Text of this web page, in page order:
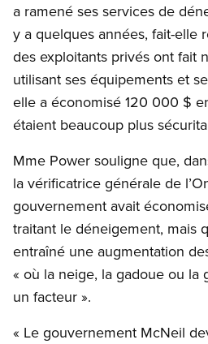
a ramené ses services de
y a quelques années, fait-elle
des exploitants privés ont fait
utilisant ses équipements et
elle a économisé 120 000 $
étaient beaucoup plus
Mme Power souligne que,
la vérificatrice générale de
gouvernement avait
traitant le déneigement, mais
entraîné une augmentation
« où la neige, la gadoue ou la
un facteur ».
« Le gouvernement McNeil